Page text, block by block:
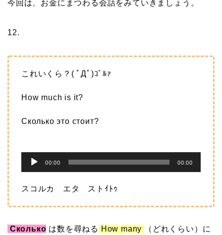
今回は、お金にまつわる会話をみていきましょう。
12.
これいくら？( ﾟДﾟ)ｺﾞﾙｧ
How much is it?
Сколько это стоит?
声
プ
ヤ
00:00 00:00
スコルカ エタ ストｲﾄｩ
Сколько は数を尋ねる How many （どれくらい）に